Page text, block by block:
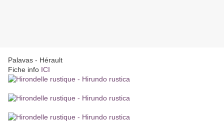
Palavas - Hérault
Fiche info ICI